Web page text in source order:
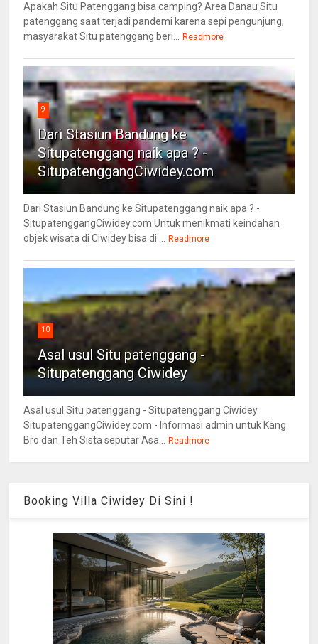
Apakah Situ Patenggang bisa camping? Area Danau Situ
patenggang saat terjadi pandemi karena sepi pengunjung,
masyarakat Situ patenggang beri...
Readmore
9
Dari Stasiun Bandung ke
Situpatenggang naik apa ? -
SitupatenggangCiwidey.com
Dari Stasiun Bandung ke Situpatenggang naik apa ? -
SitupatenggangCiwidey.com Untuk menikmati keindahan
objek wisata di Ciwidey bisa di ...
Readmore
10
Asal usul Situ patenggang -
Situpatenggang Ciwidey
Asal usul Situ patenggang - Situpatenggang Ciwidey
SitupatenggangCiwidey.com - Informasi admin untuk Kang
Bro dan Teh Sista seputar Asa...
Readmore
Booking Villa Ciwidey Di Sini !